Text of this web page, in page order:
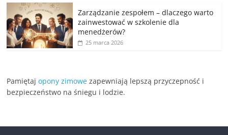
Zarządzanie zespołem – dlaczego warto
zainwestować w szkolenie dla
menedżerów?
25 marca 2026
Pamiętajopony zimowe zapewniają lepszą przyczepność i
bezpieczeństwo na śniegu i lodzie.